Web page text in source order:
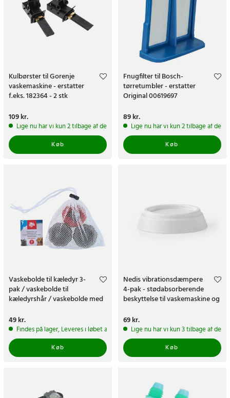
Kulbørster til Gorenje
vaskemaskine - erstatter
f.eks. 182364 - 2 stk
Pris:109 kr.
109 kr.
Lige nu har vi kun 2 tilbage af dette produkt
Køb
Fnugfilter til Bosch-
tørretumbler - erstatter
Original 00619697
Pris:89 kr.
89 kr.
Lige nu har vi kun 2 tilbage af
Køb
Vaskebolde til kæledyr 3-
pak / vaskebolde til
kæledyrshår / vaskebolde med
Pris:49 kr.
49 kr.
Findes på lager, Leveres i løbet af 1-2 hverdage
Køb
Nedis vibrationsdæmpere
4-pak - stødabsorberende
beskyttelse til vaskemaskine og
Pris:69 kr.
69 kr.
Lige nu har vi kun 3 tilbage af
Køb